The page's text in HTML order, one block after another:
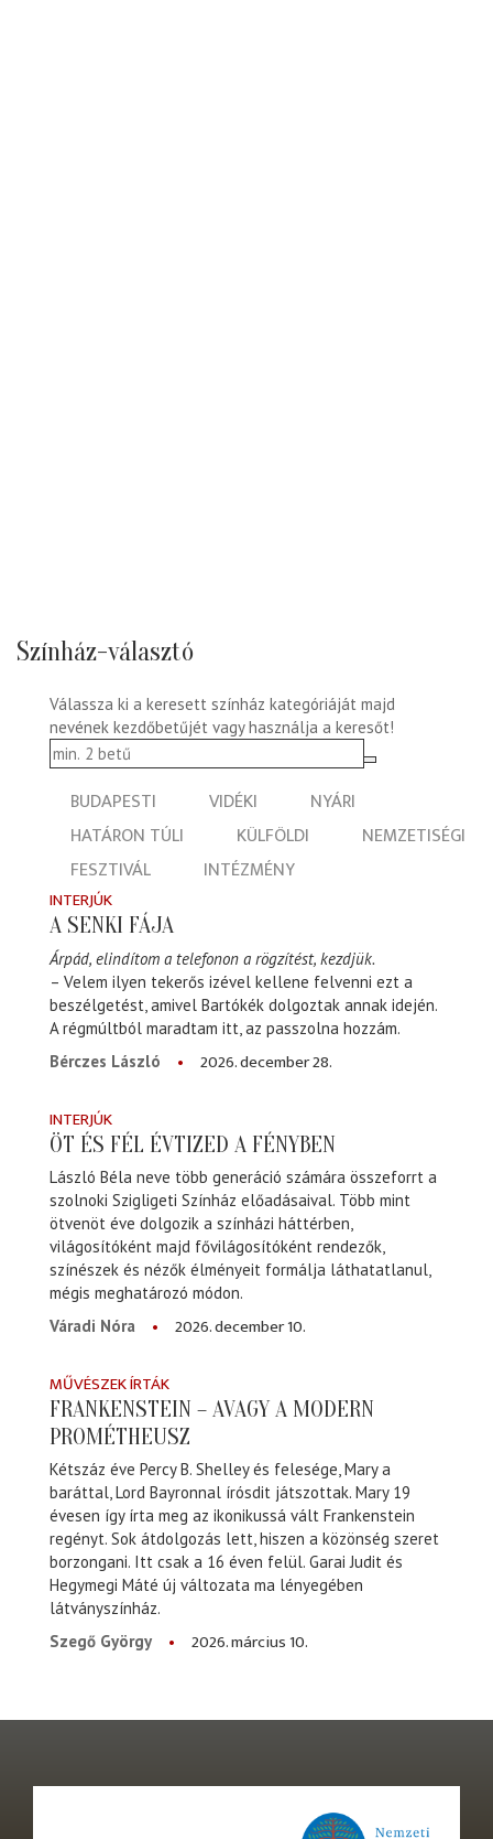
Színház-választó
Válassza ki a keresett színház kategóriáját majd
nevének kezdőbetűjét vagy használja a keresőt!
BUDAPESTI VIDÉKI
NYÁRI
HATÁRON TÚLI
KÜLFÖLDI
NEMZETISÉGI
FESZTIVÁL
INTÉZMÉNY
INTERJÚK
A SENKI FÁJA
Árpád, elindítom a telefonon a rögzítést, kezdjük.
– Velem ilyen tekerős izével kellene felvenni ezt a
beszélgetést, amivel Bartókék dolgoztak annak idején.
A régmúltból maradtam itt, az passzolna hozzám.
Bérczes László
2026. december 28.
INTERJÚK
ÖT ÉS FÉL ÉVTIZED A FÉNYBEN
László Béla neve több generáció számára összeforrt a
szolnoki Szigligeti Színház előadásaival. Több mint
ötvenöt éve dolgozik a színházi háttérben,
világosítóként majd fővilágosítóként rendezők,
színészek és nézők élményeit formálja láthatatlanul,
mégis meghatározó módon.
Váradi Nóra
2026. december 10.
MŰVÉSZEK ÍRTÁK
FRANKENSTEIN – AVAGY A MODERN
PROMÉTHEUSZ
Kétszáz éve Percy B. Shelley és felesége, Mary a
baráttal, Lord Bayronnal írósdit játszottak. Mary 19
évesen így írta meg az ikonikussá vált Frankenstein
regényt. Sok átdolgozás lett, hiszen a közönség szeret
borzongani. Itt csak a 16 éven felül. Garai Judit és
Hegymegi Máté új változata ma lényegében
látványszínház.
Szegő György
2026. március 10.